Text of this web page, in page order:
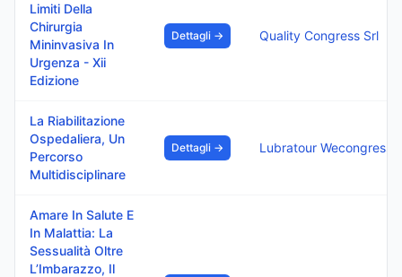
Limiti Della
Chirurgia
Mininvasiva In
Urgenza - Xii
Edizione
Dettagli → Quality Congress Srl
La Riabilitazione
Ospedaliera, Un
Percorso
Multidisciplinare
Dettagli → Lubratour Wecongress
Amare In Salute E
In Malattia: La
Sessualità Oltre
L’Imbarazzo, Il